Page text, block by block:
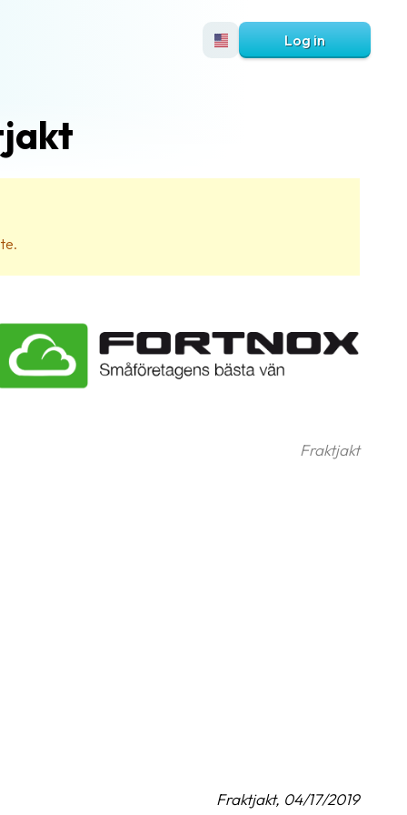
Log in
Fraktjakt
Fraktjakt, 04/17/2019